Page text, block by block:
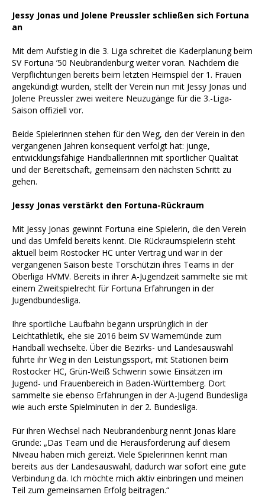
Jessy Jonas und Jolene Preussler schließen sich Fortuna
an
Mit dem Aufstieg in die 3. Liga schreitet die Kaderplanung beim
SV Fortuna ’50 Neubrandenburg weiter voran. Nachdem die
Verpflichtungen bereits beim letzten Heimspiel der 1. Frauen
angekündigt wurden, stellt der Verein nun mit Jessy Jonas und
Jolene Preussler zwei weitere Neuzugänge für die 3.-Liga-
Saison offiziell vor.
Beide Spielerinnen stehen für den Weg, den der Verein in den
vergangenen Jahren konsequent verfolgt hat: junge,
entwicklungsfähige Handballerinnen mit sportlicher Qualität
und der Bereitschaft, gemeinsam den nächsten Schritt zu
gehen.
Jessy Jonas verstärkt den Fortuna-Rückraum
Mit Jessy Jonas gewinnt Fortuna eine Spielerin, die den Verein
und das Umfeld bereits kennt. Die Rückraumspielerin steht
aktuell beim Rostocker HC unter Vertrag und war in der
vergangenen Saison beste Torschützin ihres Teams in der
Oberliga HVMV. Bereits in ihrer A-Jugendzeit sammelte sie mit
einem Zweitspielrecht für Fortuna Erfahrungen in der
Jugendbundesliga.
Ihre sportliche Laufbahn begann ursprünglich in der
Leichtathletik, ehe sie 2016 beim SV Warnemünde zum
Handball wechselte. Über die Bezirks- und Landesauswahl
führte ihr Weg in den Leistungssport, mit Stationen beim
Rostocker HC, Grün-Weiß Schwerin sowie Einsätzen im
Jugend- und Frauenbereich in Baden-Württemberg. Dort
sammelte sie ebenso Erfahrungen in der A-Jugend Bundesliga
wie auch erste Spielminuten in der 2. Bundesliga.
Für ihren Wechsel nach Neubrandenburg nennt Jonas klare
Gründe: „Das Team und die Herausforderung auf diesem
Niveau haben mich gereizt. Viele Spielerinnen kennt man
bereits aus der Landesauswahl, dadurch war sofort eine gute
Verbindung da. Ich möchte mich aktiv einbringen und meinen
Teil zum gemeinsamen Erfolg beitragen.“